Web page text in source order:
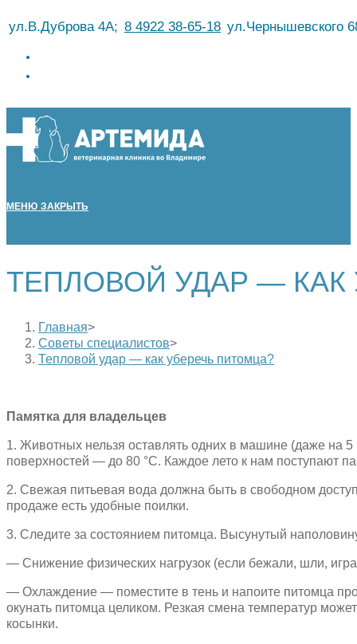
кул.В.Дуброва 4А; 8 4922 38-65-18 ул.Чернышевского
МЕНЮ ЗАКРЫТЬ
ТЕПЛОВОЙ УДАР —
Главная>
Советы специалистов>
Тепловой удар — как уберечь питомца?
Памятка для владельцев
1. Животных нельзя оставлять одних в машине (даже на
поверхностей — до 80 °С. Каждое лето к нам поступают
2. Свежая питьевая вода должна быть в свободном
продаже есть удобные поилки.
3. Следите за состоянием питомца. Высунутый
— Снижение физических нагрузок (если бежали, шли,
— Охлаждение — поместите в тень и напоите питомца
окунать питомца целиком. Резкая смена температур
косынки.